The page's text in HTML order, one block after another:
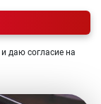
и даю согласие на